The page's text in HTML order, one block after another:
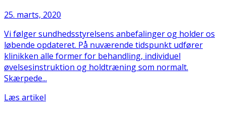
25. marts, 2020
Vi følger sundhedsstyrelsens anbefalinger og holder os
løbende opdateret. På nuværende tidspunkt udfører
klinikken alle former for behandling, individuel
øvelsesinstruktion og holdtræning som normalt.
Skærpede...
Læs artikel